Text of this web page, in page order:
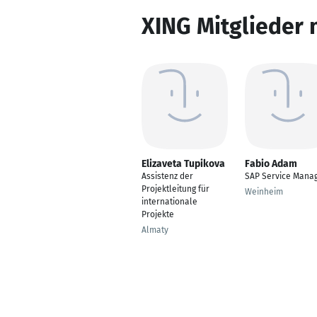
XING Mitglieder
Elizaveta Tupikova
Assistenz der
Projektleitung für
internationale
Projekte
Almaty
Fabio Adam
SAP Service
Weinheim